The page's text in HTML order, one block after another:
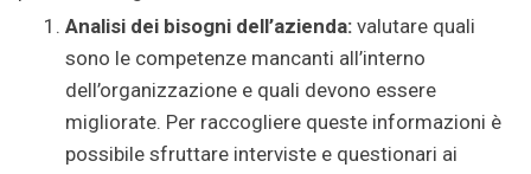
Analisi dei bisogni dell’azienda: valutare quali
sono le competenze mancanti all’interno
dell’organizzazione e quali devono essere
migliorate. Per raccogliere queste informazioni è
possibile sfruttare interviste e questionari ai